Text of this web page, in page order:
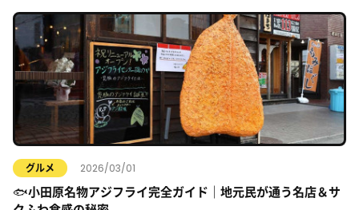
グルメ 2026/03/01
🐟小田原名物アジフライ完全ガイド｜地元民が通う名店＆サ